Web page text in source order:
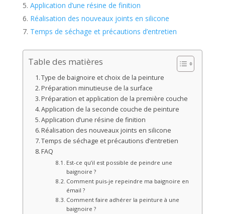
Application d’une résine de finition
Réalisation des nouveaux joints en silicone
Temps de séchage et précautions d’entretien
Table des matières
Type de baignoire et choix de la peinture
Préparation minutieuse de la surface
Préparation et application de la première couche
Application de la seconde couche de peinture
Application d’une résine de finition
Réalisation des nouveaux joints en silicone
Temps de séchage et précautions d’entretien
FAQ
Est-ce qu’il est possible de peindre une
baignoire ?
Comment puis-je repeindre ma baignoire en
émail ?
Comment faire adhérer la peinture à une
baignoire ?